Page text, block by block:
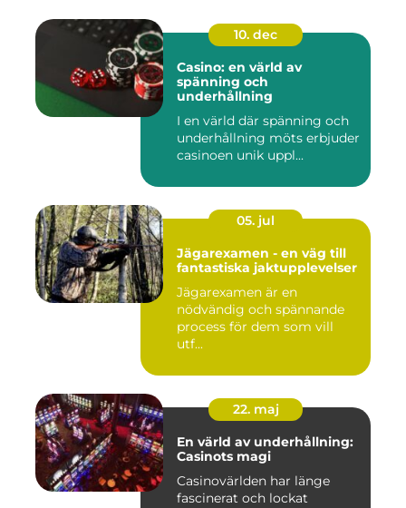
10. dec
Casino: en värld av
spänning och
underhållning
I en värld där spänning och
underhållning möts erbjuder
casinoen unik uppl...
05. jul
Jägarexamen - en väg till
fantastiska jaktupplevelser
Jägarexamen är en
nödvändig och spännande
process för dem som vill
utf...
22. maj
En värld av underhållning:
Casinots magi
Casinovärlden har länge
fascinerat och lockat